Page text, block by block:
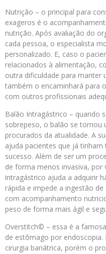
Nutrição – o principal para
exageros é o
nutrição. Após avaliação do
cada pessoa, o especialista
personalizado. E, caso o
relacionados à alimentação,
outra dificuldade para manter
também o encaminhará para
com outros profissionais
Balão Intragástrico – quando
sobrepeso, o balão se tornou
procurados da atualidade. A
ajuda pacientes que já
sucesso. Além de ser um
de forma menos invasiva, por
intragástrico ajuda a adquirir
rápida e impede a ingestão
com acompanhamento
peso de forma mais ágil e
Overstitch© – essa é a
de estômago por
cirurgia bariátrica, porém o